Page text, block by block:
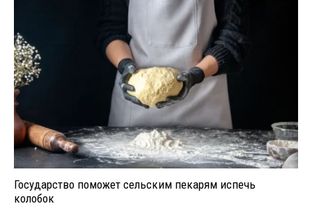
Государство поможет сельским пекарям испечь
колобок